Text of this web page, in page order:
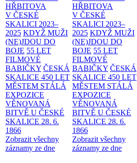
HŘBITOVA
V ČESKÉ
SKALICI 2023–
2025 KDYŽ MUŽI
(NE)JDOU DO
BOJE 55 LET
FILMOVÉ
BABIČKY ČESKÁ
SKALICE 450 LET
MĚSTEM STÁLÁ
EXPOZICE
VĚNOVANÁ
BITVĚ U ČESKÉ
SKALICE 28. 6.
1866
Zobrazit všechny
záznamy ze dne
HŘBITOVA
V ČESKÉ
SKALICI 2023–
2025 KDYŽ MUŽI
(NE)JDOU DO
BOJE 55 LET
FILMOVÉ
BABIČKY ČESKÁ
SKALICE 450 LET
MĚSTEM STÁLÁ
EXPOZICE
VĚNOVANÁ
BITVĚ U ČESKÉ
SKALICE 28. 6.
1866
Zobrazit všechny
záznamy ze dne